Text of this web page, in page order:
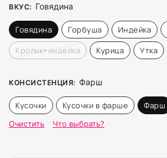
ВКУС: Говядина
Говядина Горбуша Индейка
Кролик+индейка
Курица Утка
КОНСИСТЕНЦИЯ: Фарш
Кусочки Кусочки в фарше Фарш
Очистить Что выбрать?